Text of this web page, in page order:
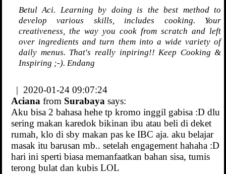
Betul Aci. Learning by doing is the best method to
develop various skills, includes cooking. Your
creativeness, the way you cook from scratch and left
over ingredients and turn them into a wide variety of
daily menus. That's really inpiring!! Keep Cooking &
Inspiring ;-). Endang
| 2020-01-24 09:07:24
Aciana from Surabaya says:
Aku bisa 2 bahasa hehe tp kromo inggil gabisa :D dlu
sering makan karedok bikinan ibu atau beli di deket
rumah, klo di sby makan pas ke IBC aja. aku belajar
masak itu barusan mb.. setelah engagement hahaha :D
hari ini sperti biasa memanfaatkan bahan sisa, tumis
terong bulat dan kubis LOL